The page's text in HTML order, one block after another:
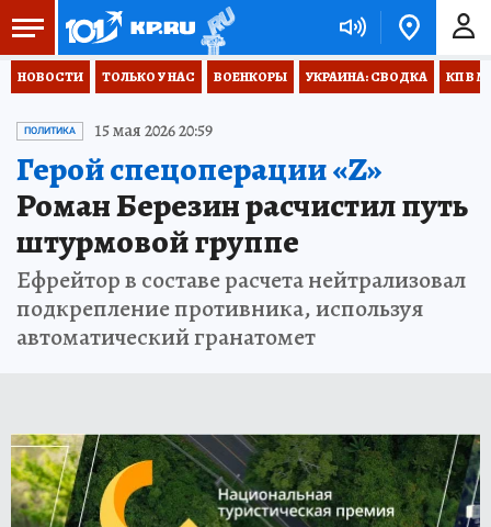
НОВОСТИ ТОЛЬКО У НАС ВОЕНКОРЫ УКРАИНА: СВОДКА КП В
ПОЛИТИКА 15 мая 2026 20:59
Герой спецоперации «Z»
Роман Березин расчистил путь
штурмовой группе
Ефрейтор в составе расчета нейтрализовал
подкрепление противника, используя
автоматический гранатомет